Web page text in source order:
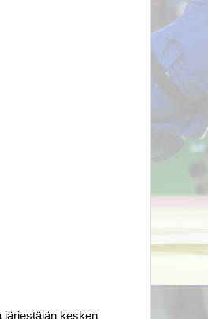
järjestäjän kesken